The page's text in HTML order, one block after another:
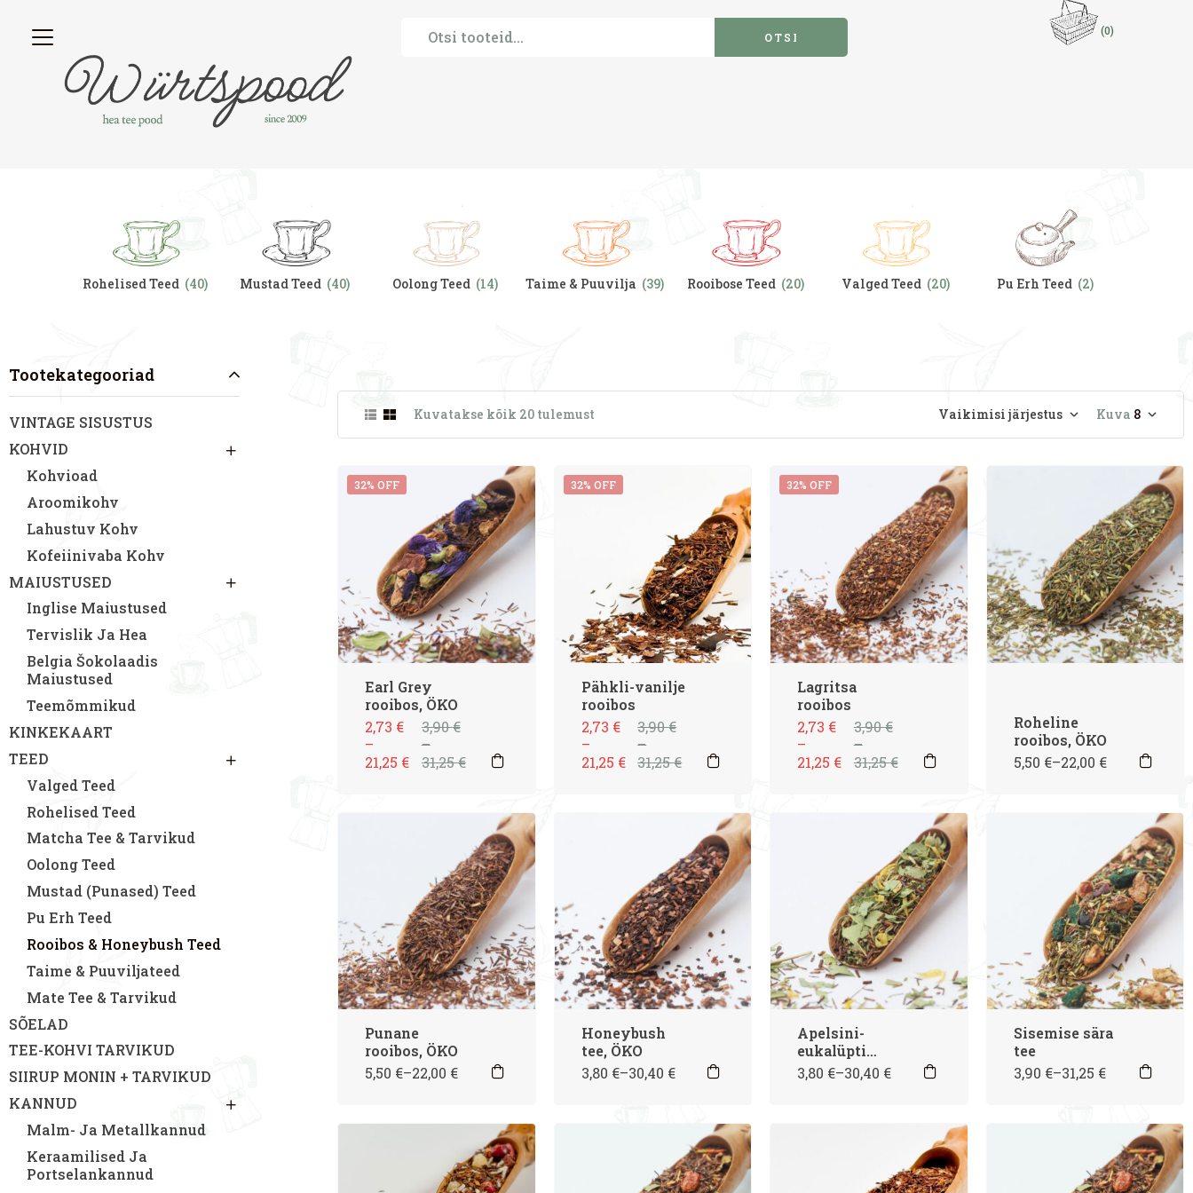
OTSI
(0)
Rohelised Teed (40) Mustad Teed (40) Oolong Teed (14) Taime & Puuvilja (39) Rooibose Teed (20) Valged Teed (20) Pu Erh Teed (2)
Kuvatakse kõik 20 tulemust Vaikimisi järjestus Kuva 8
32% OFF
Earl Grey
rooibos, ÖKO
3,90€
–
31,25€
2,73 €
–
21,25 €
32% OFF
Pähkli-vanilje
rooibos
3,90€
–
31,25€
2,73 €
–
21,25 €
32% OFF
Lagritsa
rooibos
3,90€
–
31,25€
2,73 €
–
21,25 €
Roheline
rooibos, ÖKO
5,50 €–22,00 €
Punane
rooibos, ÖKO
5,50 €–22,00 €
Honeybush
tee, ÖKO
3,80 €–30,40 €
Apelsini-
eukalüpti
rooibos, ÖKO
3,80 €–30,40 €
Sisemise sära
tee
3,90 €–31,25 €
Tootekategooriad
VINTAGE SISUSTUS
KOHVID
Kohvioad
Aroomikohv
Lahustuv Kohv
Kofeiinivaba Kohv
MAIUSTUSED
Inglise Maiustused
Tervislik Ja Hea
Belgia Šokolaadis
Maiustused
Teemõmmikud
KINKEKAART
TEED
Valged Teed
Rohelised Teed
Matcha Tee & Tarvikud
Oolong Teed
Mustad (punased) Teed
Pu Erh Teed
Rooibos & Honeybush Teed
Taime & Puuviljateed
Mate Tee & Tarvikud
SÕELAD
TEE-KOHVI TARVIKUD
SIIRUP MONIN + TARVIKUD
KANNUD
Malm- Ja Metallkannud
Keraamilised Ja
Portselankannud